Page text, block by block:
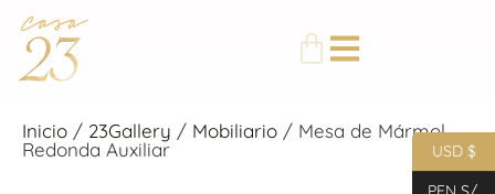
Inicio / 23Gallery / Mobiliario / Mesa de Mármol
Redonda Auxiliar
USD $